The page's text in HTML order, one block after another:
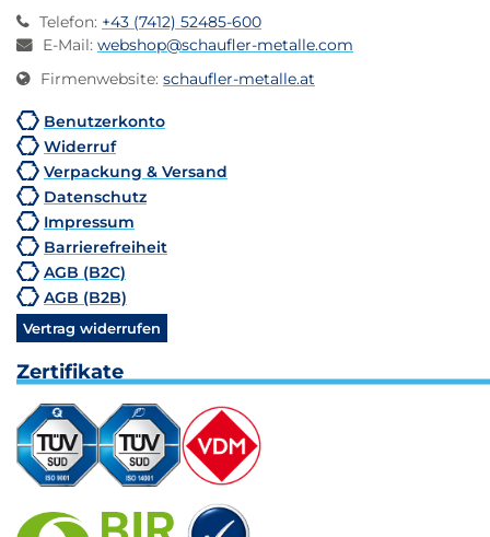
Telefon: +43 (7412) 52485-600
E-Mail: webshop@schaufler-metalle.com
Firmenwebsite: schaufler-metalle.at
Benutzerkonto
Widerruf
Verpackung & Versand
Datenschutz
Impressum
Barrierefreiheit
AGB (B2C)
AGB (B2B)
Vertrag widerrufen
Zertifikate